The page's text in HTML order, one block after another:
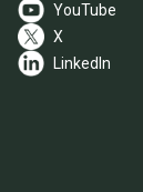
YouTube
X
LinkedIn